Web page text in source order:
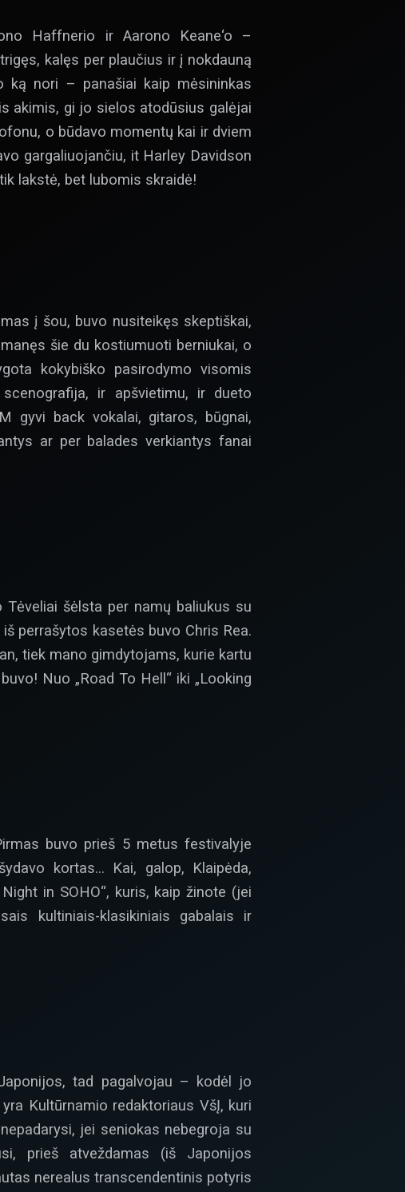
Haffnerio ir Aarono Keane‘o –
kalęs per plaučius ir į nokdauną
ką nori – panašiai kaip mėsininkas
akimis, gi jo sielos atodūsius galėjai
o būdavo momentų kai ir dviem
gargaliuojančiu, it Harley Davidson
lakstė, bet lubomis skraidė!
į šou, buvo nusiteikęs skeptiškai,
šie du kostiumuoti berniukai, o
kokybiško pasirodymo visomis
ir apšvietimu, ir dueto
gyvi back vokalai, gitaros, būgnai,
ar per balades verkiantys fanai
šėlsta per namų baliukus su
perrašytos kasetės buvo Chris Rea.
tiek mano gimdytojams, kurie kartu
Nuo „Road To Hell“ iki „Looking
buvo prieš 5 metus festivalyje
kortas… Kai, galop, Klaipėda,
in SOHO“, kuris, kaip žinote (jei
kultiniais-klasikiniais gabalais ir
tad pagalvojau – kodėl jo
Kultūrnamio redaktoriaus VšĮ, kuri
jei seniokas nebegroja su
prieš atveždamas (iš Japonijos
nerealus transcendentinis potyris